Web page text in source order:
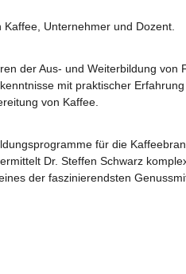
Unternehmer und Dozent.
der Aus- und Weiterbildung von
mit praktischer
von Kaffee.
für die
Dr. Steffen Schwarz
der faszinierendsten